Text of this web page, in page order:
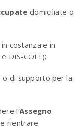
domiciliate o
costanza e in
DIS-COLL);
di supporto per la
l’Assegno
rientrare